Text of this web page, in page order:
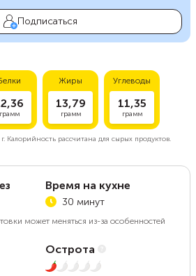
Подписаться
грамм
Жиры
13,79
грамм
Углеводы
11,35
грамм
Калорийность рассчитана для сырых продуктов.
Время на кухне
30 минут
может меняться из-за особенностей
Острота
1 из 5